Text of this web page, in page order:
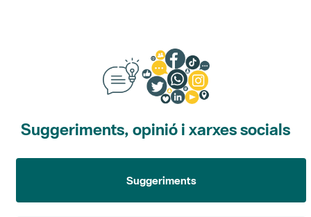
Suggeriments, opinió i xarxes socials
Suggeriments